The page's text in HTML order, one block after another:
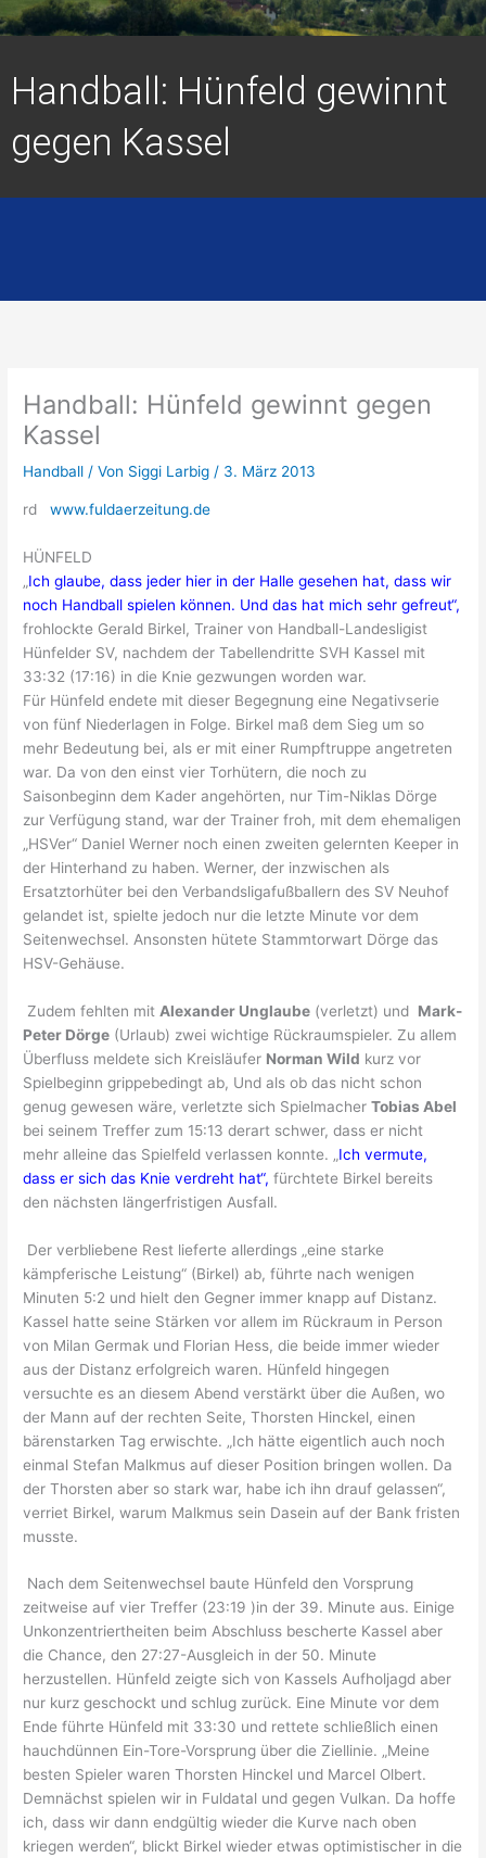
Handball: Hünfeld gewinnt
gegen Kassel
Handball: Hünfeld gewinnt gegen
Kassel
Handball / Von Siggi Larbig/ 3. März 2013
rdwww.fuldaerzeitung.de
HÜNFELD
„ Ich glaube, dass jeder hier in der Halle gesehen hat, dass wir
noch Handball spielen können. Und das hat mich sehr gefreut“,
frohlockte Gerald Birkel, Trainer von Handball-Landesligist
Hünfelder SV, nachdem der Tabellendritte SVH Kassel mit
33:32 (17:16) in die Knie gezwungen worden war.
Für Hünfeld endete mit dieser Begegnung eine Negativserie
von fünf Niederlagen in Folge. Birkel maß dem Sieg um so
mehr Bedeutung bei, als er mit einer Rumpftruppe angetreten
war. Da von den einst vier Torhütern, die noch zu
Saisonbeginn dem Kader angehörten, nur Tim-Niklas Dörge
zur Verfügung stand, war der Trainer froh, mit dem ehemaligen
„HSVer“ Daniel Werner noch einen zweiten gelernten Keeper in
der Hinterhand zu haben. Werner, der inzwischen als
Ersatztorhüter bei den Verbandsligafußballern des SV Neuhof
gelandet ist, spielte jedoch nur die letzte Minute vor dem
Seitenwechsel. Ansonsten hütete Stammtorwart Dörge das
HSV-Gehäuse.
Zudem fehlten mit Alexander Unglaube (verletzt) und Mark-
Peter Dörge (Urlaub) zwei wichtige Rückraumspieler. Zu allem
Überfluss meldete sich Kreisläufer Norman Wild kurz vor
Spielbeginn grippebedingt ab, Und als ob das nicht schon
genug gewesen wäre, verletzte sich SpielmacherTobias Abel
bei seinem Treffer zum 15:13 derart schwer, dass er nicht
mehr alleine das Spielfeld verlassen konnte. „ Ich vermute,
dass er sich das Knie verdreht hat“, fürchtete Birkel bereits
den nächsten längerfristigen Ausfall.
Der verbliebene Rest lieferte allerdings „eine starke
kämpferische Leistung“ (Birkel) ab, führte nach wenigen
Minuten 5:2 und hielt den Gegner immer knapp auf Distanz.
Kassel hatte seine Stärken vor allem im Rückraum in Person
von Milan Germak und Florian Hess, die beide immer wieder
aus der Distanz erfolgreich waren. Hünfeld hingegen
versuchte es an diesem Abend verstärkt über die Außen, wo
der Mann auf der rechten Seite, Thorsten Hinckel, einen
bärenstarken Tag erwischte. „Ich hätte eigentlich auch noch
einmal Stefan Malkmus auf dieser Position bringen wollen. Da
der Thorsten aber so stark war, habe ich ihn drauf gelassen“,
verriet Birkel, warum Malkmus sein Dasein auf der Bank fristen
musste.
Nach dem Seitenwechsel baute Hünfeld den Vorsprung
zeitweise auf vier Treffer (23:19 )in der 39. Minute aus. Einige
Unkonzentriertheiten beim Abschluss bescherte Kassel aber
die Chance, den 27:27-Ausgleich in der 50. Minute
herzustellen. Hünfeld zeigte sich von Kassels Aufholjagd aber
nur kurz geschockt und schlug zurück. Eine Minute vor dem
Ende führte Hünfeld mit 33:30 und rettete schließlich einen
hauchdünnen Ein-Tore-Vorsprung über die Ziellinie. „Meine
besten Spieler waren Thorsten Hinckel und Marcel Olbert.
Demnächst spielen wir in Fuldatal und gegen Vulkan. Da hoffe
ich, dass wir dann endgültig wieder die Kurve nach oben
kriegen werden“, blickt Birkel wieder etwas optimistischer in die